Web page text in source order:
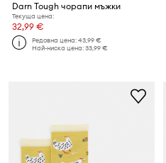
Darn Tough чорапи мъжки
Текуща цена:
32,99 €
Редовна цена:43,99 €
Най-ниска цена:33,99 €